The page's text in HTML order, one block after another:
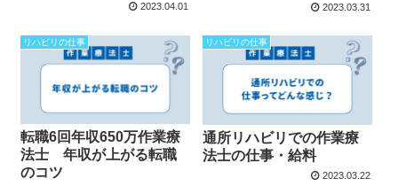
2023.04.01 2023.03.31
リハビリの仕事
転職6回年収650万作業療
法士 年収が上がる転職
のコツ
リハビリの仕事
通所リハビリでの作業療
法士の仕事・給料
2023.03.22